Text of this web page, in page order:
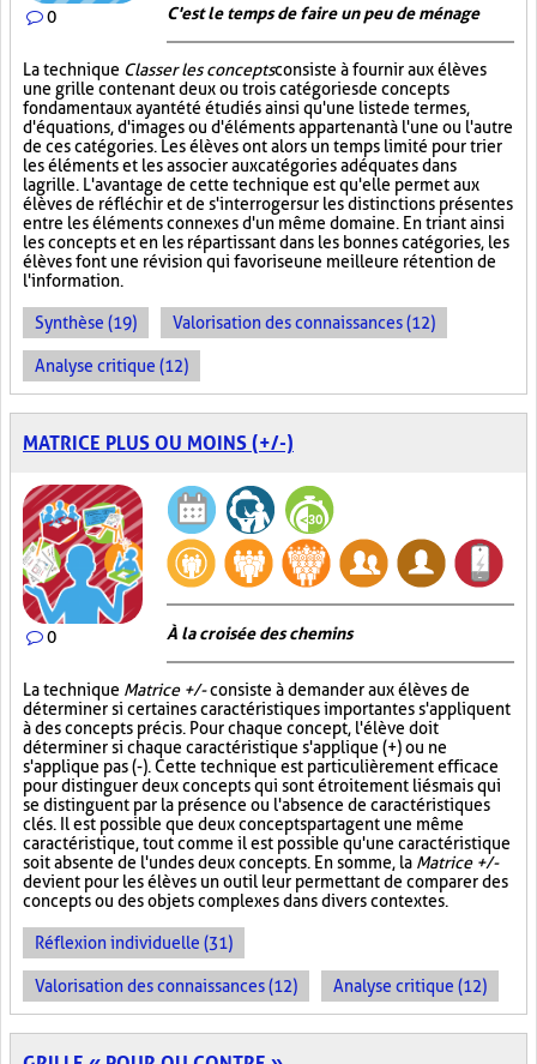
0 C'est le temps de faire un peu de ménage
La technique Classer les conceptsconsiste à fournir aux élèves
une grille contenant deux ou trois catégories de concepts
fondamentaux ayant été étudiés ainsi qu'une liste de termes,
d'équations, d'images ou d'éléments appartenant à l'une ou l'autre
de ces catégories. Les élèves ont alors un temps limité pour trier
les éléments et les associer aux catégories adéquates dans
la grille. L'avantage de cette technique est qu'elle permet aux
élèves de réfléchir et de s'interroger sur les distinctions présentes
entre les éléments connexes d'un même domaine. En triant ainsi
les concepts et en les répartissant dans les bonnes catégories, les
élèves font une révision qui favorise une meilleure rétention de
l'information.
Synthèse (19) Valorisation des connaissances (12)
Analyse critique (12)
MATRICE PLUS OU MOINS (+/-)
0 À la croisée des chemins
La technique Matrice +/-consiste à demander aux élèves de
déterminer si certaines caractéristiques importantes s'appliquent
à des concepts précis. Pour chaque concept, l'élève doit
déterminer si chaque caractéristique s'applique (+) ou ne
s'applique pas (-). Cette technique est particulièrement efficace
pour distinguer deux concepts qui sont étroitement liés mais qui
se distinguent par la présence ou l'absence de caractéristiques
clés. Il est possible que deux concepts partagent une même
caractéristique, tout comme il est possible qu'une caractéristique
soit absente de l'un des deux concepts. En somme, la Matrice +/-
devient pour les élèves un outil leur permettant de comparer des
concepts ou des objets complexes dans divers contextes.
Réflexion individuelle (31)
Valorisation des connaissances (12) Analyse critique (12)